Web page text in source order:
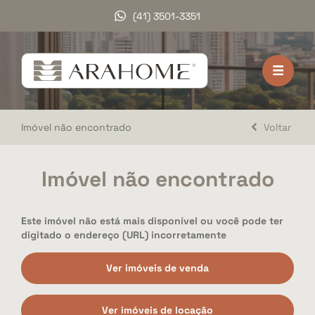
(41) 3501-3351
HOME
VENDA
LOCAÇÃO
A ARAHOME
TRABALHE CONOSCO
DEPOIMENTOS
Imóvel não encontrado Voltar
Imóvel não encontrado
Este imóvel não está mais disponível ou você pode ter
digitado o endereço (URL) incorretamente
Ver imóveis de venda
Ver imóveis de locação